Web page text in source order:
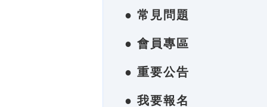
● 常見問題
● 會員專區
● 重要公告
● 我要報名